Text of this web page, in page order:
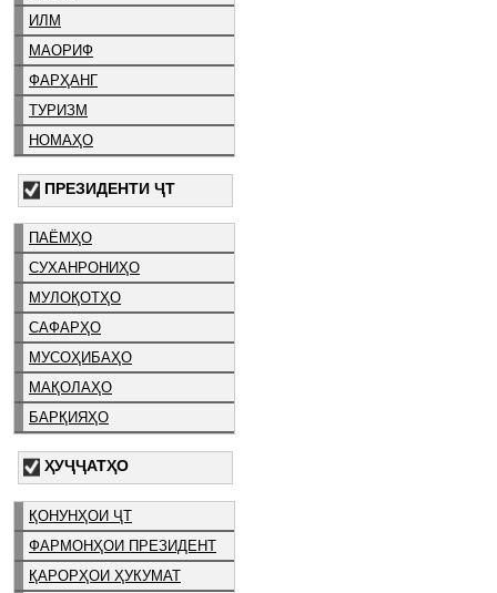
ИЛМ
МАОРИФ
ФАРҲАНГ
ТУРИЗМ
НОМАҲО
ПРЕЗИДЕНТИ ҶТ
ПАЁМҲО
СУХАНРОНИҲО
МУЛОҚОТҲО
САФАРҲО
МУСОҲИБАҲО
МАҚОЛАҲО
БАРҚИЯҲО
ҲУҶҶАТҲО
ҚОНУНҲОИ ҶТ
ФАРМОНҲОИ ПРЕЗИДЕНТ
ҚАРОРҲОИ ҲУКУМАТ